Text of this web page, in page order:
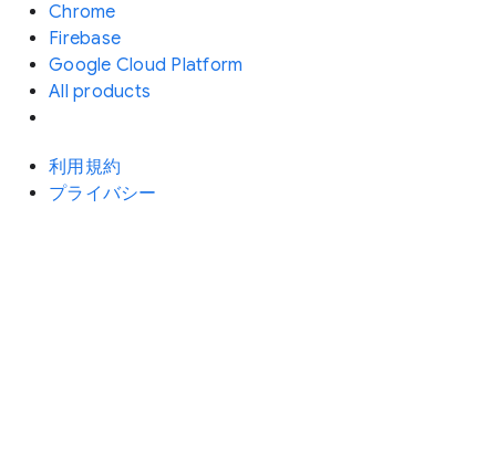
Chrome
Firebase
Google Cloud Platform
All products
利用規約
プライバシー